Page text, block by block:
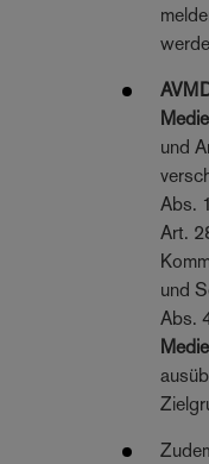
und
Abs.
Art.
und
Abs.